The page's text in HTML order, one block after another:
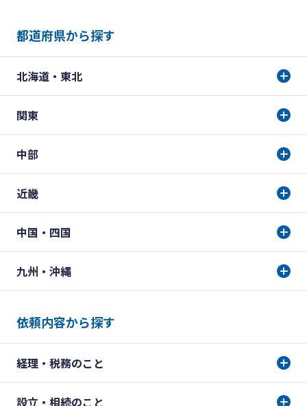
都道府県から探す
北海道・東北
関東
中部
近畿
中国・四国
九州・沖縄
依頼内容から探す
経理・税務のこと
設立・相続のこと